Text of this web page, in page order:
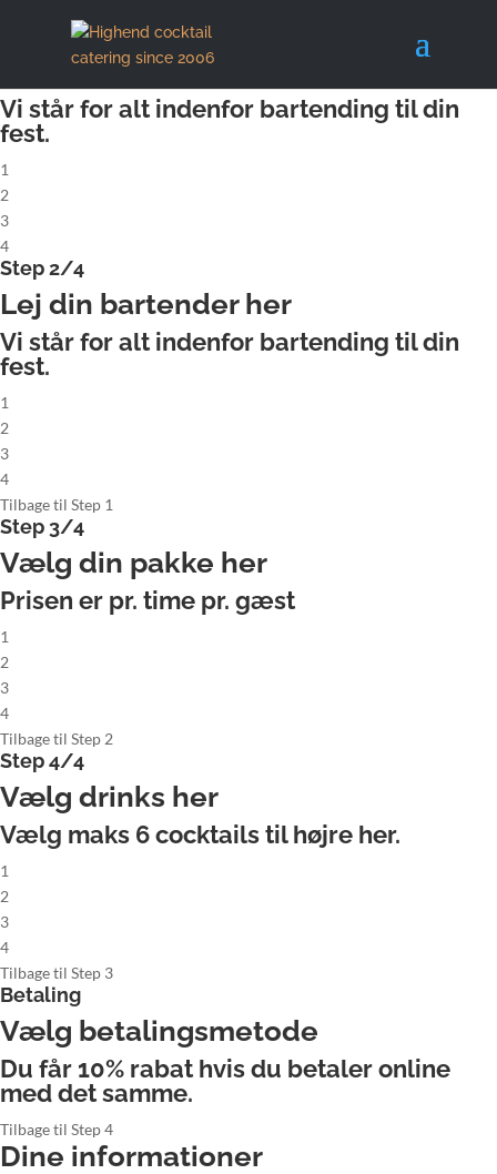
Step 1/4
Lej komplet cocktailbar
Vi står for alt indenfor bartending til din
fest.
1
2
3
4
Step 2/4
Lej din bartender her
Vi står for alt indenfor bartending til din
fest.
1
2
3
4
Tilbage til Step 1
Step 3/4
Vælg din pakke her
Prisen er pr. time pr. gæst
1
2
3
4
Tilbage til Step 2
Step 4/4
Vælg drinks her
Vælg maks 6cocktails til højre her.
1
2
3
4
Tilbage til Step 3
Betaling
Vælg betalingsmetode
Du får 10% rabat hvis du betaler online
med det samme.
Tilbage til Step 4
Dine informationer